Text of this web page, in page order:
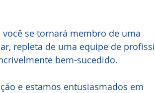
você se tornará membro de uma
repleta de uma equipe de
bem-sucedido.
e estamos entusiasmados em